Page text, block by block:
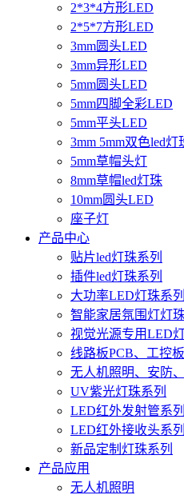
2*3*4方形LED
2*5*7方形LED
3mm圆头LED
3mm异形LED
5mm圆头LED
5mm四脚全彩LED
5mm平头LED
3mm 5mm双色led灯
5mm草帽头灯
8mm草帽led灯珠
10mm圆头LED
座子灯
产品中心
贴片led灯珠系列
插件led灯珠系列
大功率LED灯珠系列
智能家居氛围灯灯
视觉光源专用LED
线路板PCB、工控
无人机照明、安防
UV紫光灯珠系列
LED红外发射管系列
LED红外接收头系列
新品定制灯珠系列
产品应用
无人机照明